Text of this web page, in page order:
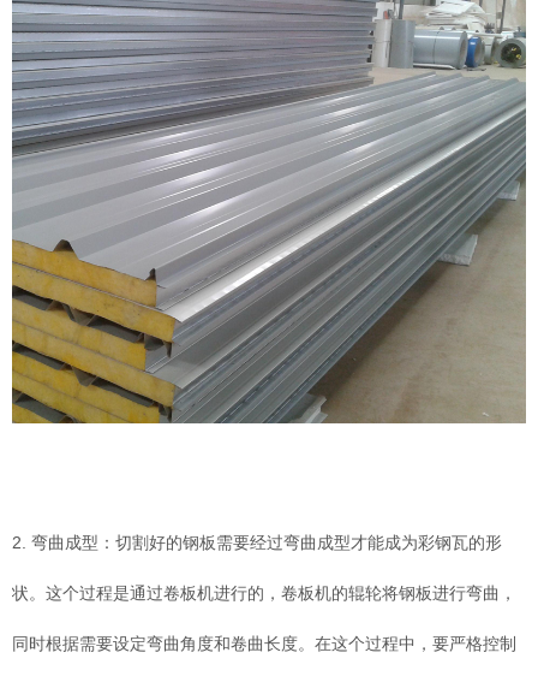
2. 弯曲成型：切割好的钢板需要经过弯曲成型才能成为彩钢瓦的形
状。这个过程是通过卷板机进行的，卷板机的辊轮将钢板进行弯曲，
同时根据需要设定弯曲角度和卷曲长度。在这个过程中，要严格控制